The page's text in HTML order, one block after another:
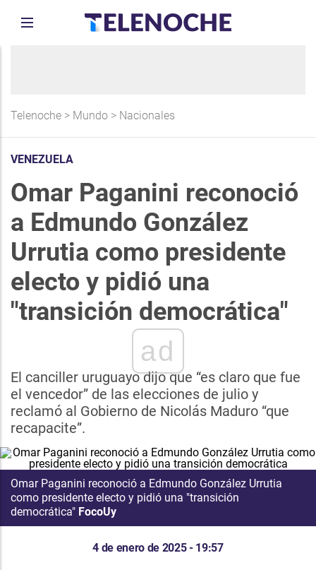
Telenoche > Mundo > Nacionales
VENEZUELA
Omar Paganini reconoció
a Edmundo González
Urrutia como presidente
electo y pidió una
"transición democrática"
ad
El canciller uruguayo dijo que “es claro que fue
el vencedor” de las elecciones de julio y
reclamó al Gobierno de Nicolás Maduro “que
recapacite”.
Omar Paganini reconoció a Edmundo González Urrutia
como presidente electo y pidió una "transición
democrática" FocoUy
4 de enero de 2025 - 19:57